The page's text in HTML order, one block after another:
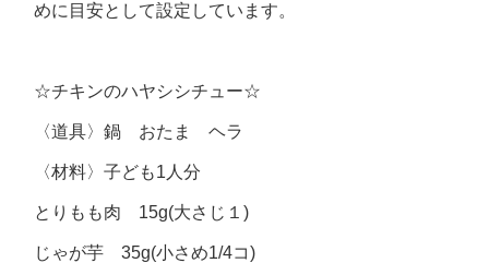
めに目安として設定しています。
☆チキンのハヤシシチュー☆
〈道具〉鍋 おたま ヘラ
〈材料〉子ども1人分
とりもも肉 15g(大さじ１)
じゃが芋 35g(小さめ1/4コ)